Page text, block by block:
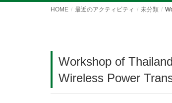
HOME 最近のアクティビティ 未分類
Workshop of
Wireless Power